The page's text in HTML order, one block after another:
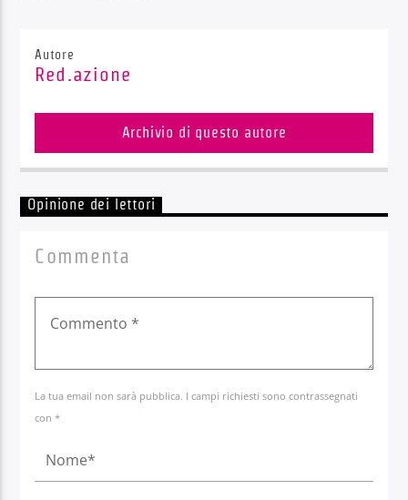
Autore
Red.azione
Archivio di questo autore
Opinione dei lettori
Commenta
La tua email non sarà pubblica. I campi richiesti sono contrassegnati
con *